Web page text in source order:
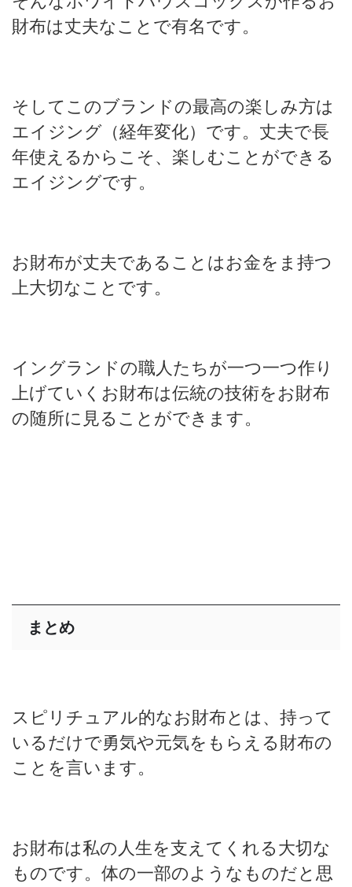
財布は丈夫なことで有名です。
そしてこのブランドの最高の楽しみ方は
エイジング（経年変化）です。丈夫で長
年使えるからこそ、楽しむことができる
エイジングです。
お財布が丈夫であることはお金をま持つ
上大切なことです。
イングランドの職人たちが一つ一つ作り
上げていくお財布は伝統の技術をお財布
の随所に見ることができます。
まとめ
スピリチュアル的なお財布とは、持って
いるだけで勇気や元気をもらえる財布の
ことを言います。
お財布は私の人生を支えてくれる大切な
ものです。体の一部のようなものだと思